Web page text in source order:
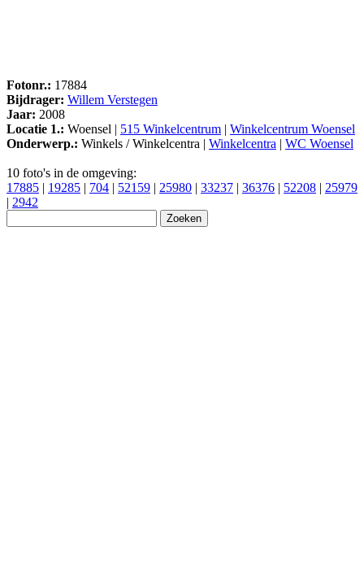
Fotonr.: 17884
Bijdrager: Willem Verstegen
Jaar: 2008
Locatie 1.: Woensel | 515 Winkelcentrum | Winkelcentrum Woensel
Onderwerp.: Winkels / Winkelcentra | Winkelcentra | WC Woensel
10 foto's in de omgeving:
17885 | 19285 | 704 | 52159 | 25980 | 33237 | 36376 | 52208 | 25979
| 2942